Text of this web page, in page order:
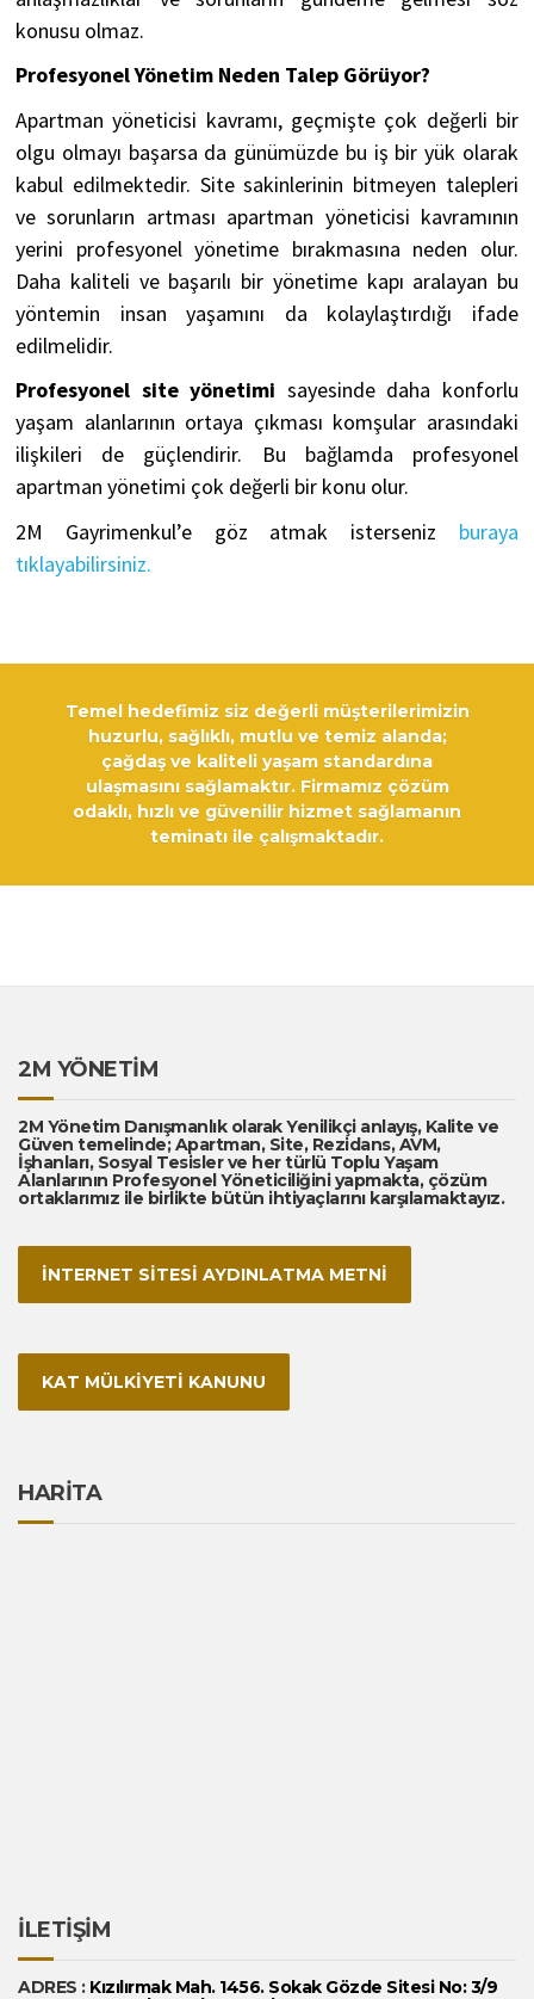
konusu olmaz.
Profesyonel Yönetim Neden Talep Görüyor?
Apartman yöneticisi kavramı, geçmişte çok değerli bir
olgu olmayı başarsa da günümüzde bu iş bir yük olarak
kabul edilmektedir. Site sakinlerinin bitmeyen talepleri
ve sorunların artması apartman yöneticisi kavramının
yerini profesyonel yönetime bırakmasına neden olur.
Daha kaliteli ve başarılı bir yönetime kapı aralayan bu
yöntemin insan yaşamını da kolaylaştırdığı ifade
edilmelidir.
Profesyonel site yönetimi sayesinde daha konforlu
yaşam alanlarının ortaya çıkması komşular arasındaki
ilişkileri de güçlendirir. Bu bağlamda profesyonel
apartman yönetimi çok değerli bir konu olur.
2M Gayrimenkul’e göz atmak isterseniz buraya
tıklayabilirsiniz.
Temel hedefimiz siz değerli müşterilerimizin
huzurlu, sağlıklı, mutlu ve temiz alanda;
çağdaş ve kaliteli yaşam standardına
ulaşmasını sağlamaktır. Firmamız çözüm
odaklı, hızlı ve güvenilir hizmet sağlamanın
teminatı ile çalışmaktadır.
2M YÖNETİM
2M Yönetim Danışmanlık olarak Yenilikçi anlayış, Kalite ve
Güven temelinde; Apartman, Site, Rezidans, AVM,
İşhanları, Sosyal Tesisler ve her türlü Toplu Yaşam
Alanlarının Profesyonel Yöneticiliğini yapmakta, çözüm
ortaklarımız ile birlikte bütün ihtiyaçlarını karşılamaktayız.
İNTERNET SİTESİ AYDINLATMA METNİ
KAT MÜLKİYETİ KANUNU
HARİTA
İLETİŞİM
ADRES : Kızılırmak Mah. 1456. Sokak Gözde Sitesi No: 3/9